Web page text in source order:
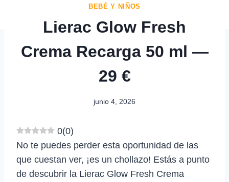
BEBÉ Y NIÑOS
Lierac Glow Fresh
Crema Recarga 50 ml —
29 €
junio 4, 2026
0(0)
No te puedes perder esta oportunidad de las
que cuestan ver, ¡es un chollazo! Estás a punto
de descubrir la Lierac Glow Fresh Crema